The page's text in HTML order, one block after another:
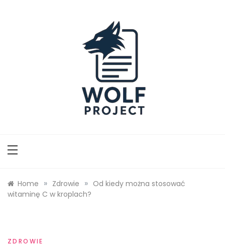
Home » Zdrowie » Od kiedy można stosować
witaminę C w kroplach?
ZDROWIE